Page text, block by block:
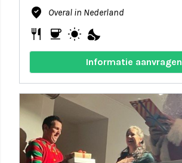
where_to_vote Overal in Nederland
restaurant coffee wb_sunny nights_stay
Informatie aanvragen